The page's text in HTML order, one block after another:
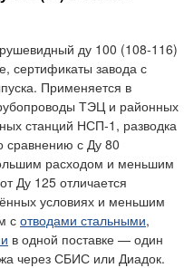
ду 100 (108-116)
сертификаты завода с
Применяется в
ТЭЦ и районных
станций НСП-1, разводка
с Ду 80
расходом и меньшим
Ду 125 отличается
условиях и меньшим
с отводами стальными,
в одной поставке — один
через СБИС или Диадок.